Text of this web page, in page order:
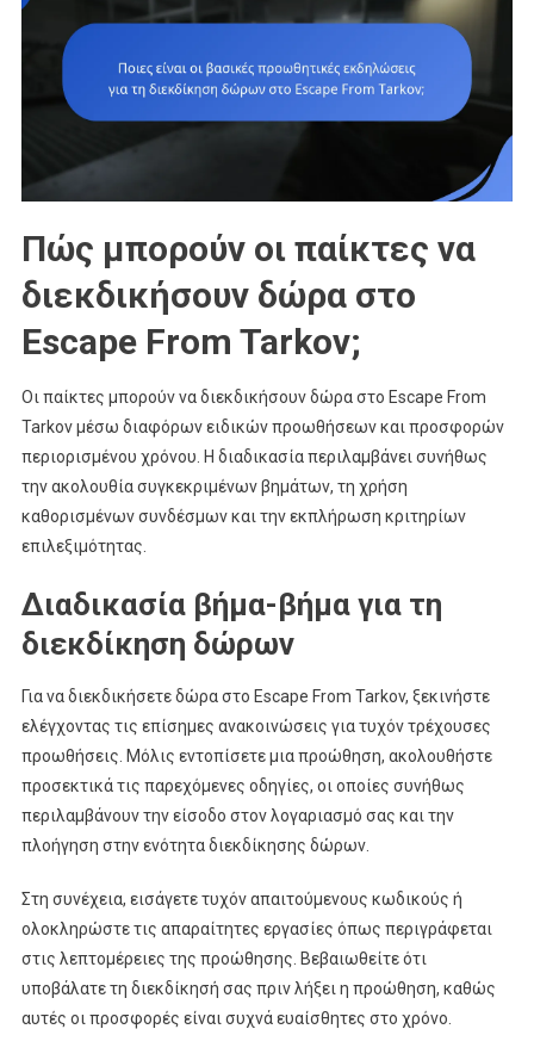
Πώς μπορούν οι παίκτες να
διεκδικήσουν δώρα στο
Escape From Tarkov;
Οι παίκτες μπορούν να διεκδικήσουν δώρα στο Escape From
Tarkov μέσω διαφόρων ειδικών προωθήσεων και προσφορών
περιορισμένου χρόνου. Η διαδικασία περιλαμβάνει συνήθως
την ακολουθία συγκεκριμένων βημάτων, τη χρήση
καθορισμένων συνδέσμων και την εκπλήρωση κριτηρίων
επιλεξιμότητας.
Διαδικασία βήμα-βήμα για τη
διεκδίκηση δώρων
Για να διεκδικήσετε δώρα στο Escape From Tarkov, ξεκινήστε
ελέγχοντας τις επίσημες ανακοινώσεις για τυχόν τρέχουσες
προωθήσεις. Μόλις εντοπίσετε μια προώθηση, ακολουθήστε
προσεκτικά τις παρεχόμενες οδηγίες, οι οποίες συνήθως
περιλαμβάνουν την είσοδο στον λογαριασμό σας και την
πλοήγηση στην ενότητα διεκδίκησης δώρων.
Στη συνέχεια, εισάγετε τυχόν απαιτούμενους κωδικούς ή
ολοκληρώστε τις απαραίτητες εργασίες όπως περιγράφεται
στις λεπτομέρειες της προώθησης. Βεβαιωθείτε ότι
υποβάλατε τη διεκδίκησή σας πριν λήξει η προώθηση, καθώς
αυτές οι προσφορές είναι συχνά ευαίσθητες στο χρόνο.